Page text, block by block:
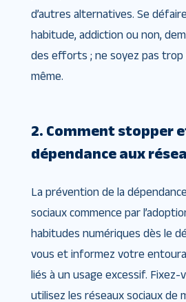
d’autres alternatives. Se
habitude, addiction ou non,
des efforts ; ne soyez pas trop
même.
2. Comment stopper
dépendance aux
La prévention de la
sociaux commence par
habitudes numériques dès le
vous et informez votre
liés à un usage excessif. Fixez-
utilisez les réseaux sociaux de